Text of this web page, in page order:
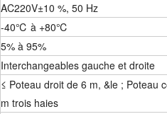
AC220V±10 %, 50 Hz
-40℃ à +80℃
5% à 95%
Interchangeables gauche et droite
≤ Poteau droit de 6 m, &le ; Poteau
m trois haies